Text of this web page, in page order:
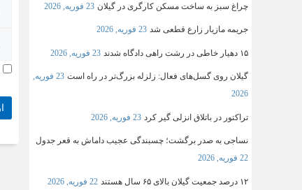
چراغ سبز به ساخت مسکن کارگری در گیلان 23 فوریه, 2026
جریمه مازیار زارع قطعی شد 23 فوریه, 2026
۱۵ دهیار خاطی در رشت راهی دادگاه شدند 23 فوریه, 2026
گیلان روی گسل‌های فعال: زلزله بزرگ‌تر در راه است
23 فوریه,
2026
تراکتور در باتلاق انزلی گیر کرد 23 فوریه, 2026
نساجی به صدر برگشت؛ چسبندگی عجیب داماش به قعر جدول
22 فوریه, 2026
۱۲ درصد جمعیت گیلان بالای ۶۵ سال هستند 22 فوریه, 2026